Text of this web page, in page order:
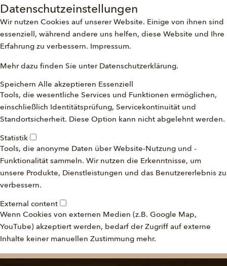
Datenschutzeinstellungen
Wir nutzen Cookies auf unserer Website. Einige von ihnen sind
essenziell, während andere uns helfen, diese Website und Ihre
Erfahrung zu verbessern.
Impressum.
Mehr dazu finden Sie unter Datenschutzerklärung.
Speichern Alle akzeptieren Essenziell
Tools, die wesentliche Services und Funktionen ermöglichen,
einschließlich Identitätsprüfung, Servicekontinuität und
Standortsicherheit. Diese Option kann nicht abgelehnt werden.
Statistik
Tools, die anonyme Daten über Website-Nutzung und -
Funktionalität sammeln. Wir nutzen die Erkenntnisse, um
unsere Produkte, Dienstleistungen und das Benutzererlebnis zu
verbessern.
External content
Wenn Cookies von externen Medien (z.B. Google Map,
YouTube) akzeptiert werden, bedarf der Zugriff auf externe
Inhalte keiner manuellen Zustimmung mehr.